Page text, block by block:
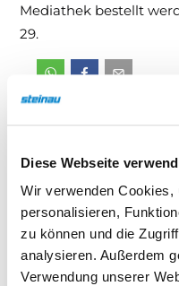
Diese Webseite
Wir verwenden Cookies,
personalisieren,
zu können und die
analysieren. Außerdem
Verwendung unserer
Mediathek bestellt
29.
Informieren Sie sich
Broschüre für